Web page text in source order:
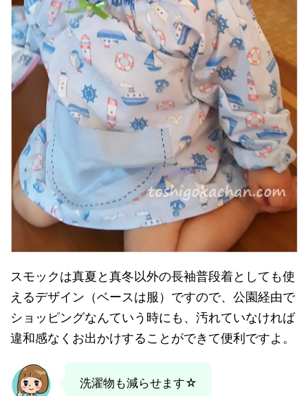
スモックは真夏と真冬以外の長袖普段着としても使
えるデザイン（ベースは服）ですので、公園経由で
ショッピングなんていう時にも、汚れていなければ
違和感なくお出かけすることができて便利ですよ。
洗濯物も減らせます☆